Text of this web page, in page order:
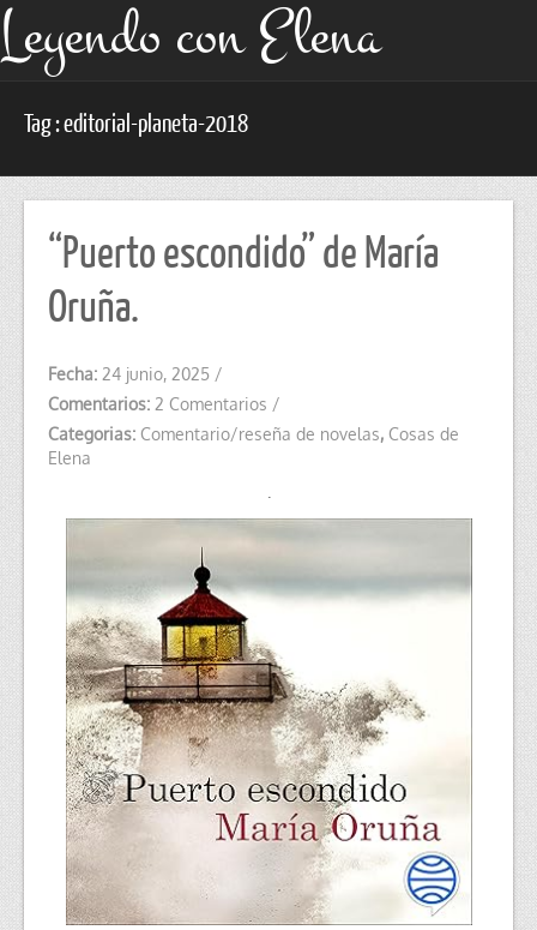
Leyendo con Elena
Tag : editorial-planeta-2018
“Puerto escondido” de María
Oruña.
Fecha: 24 junio, 2025 /
Comentarios: 2 Comentarios /
Categorias: Comentario/reseña de novelas, Cosas de
Elena